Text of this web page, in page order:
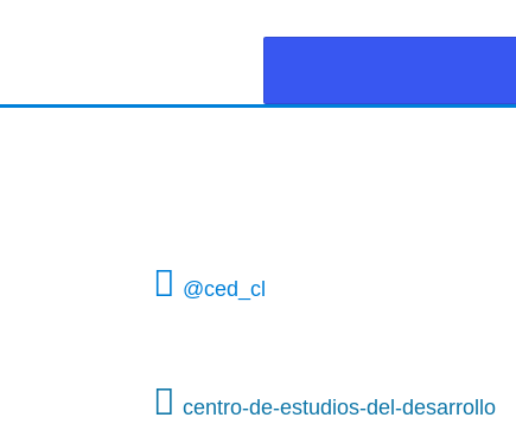
@ced_cl
centro-de-estudios-del-desarrollo